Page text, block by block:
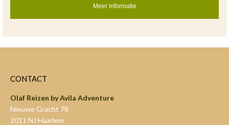
Meer informatie
CONTACT
Olaf Reizen by Avila Adventure
Nieuwe Gracht 78
2011 NJ Haarlem